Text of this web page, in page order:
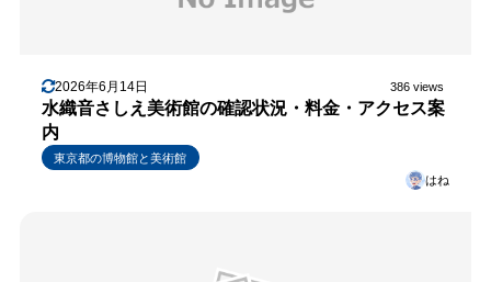
2026年6月14日 386 views
水織音さしえ美術館の確認状況・料金・アクセス案
内
東京都の博物館と美術館
はね